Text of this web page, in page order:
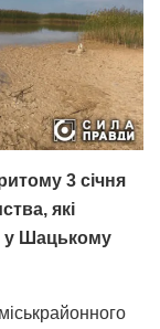
3 січня
які
у Шацькому